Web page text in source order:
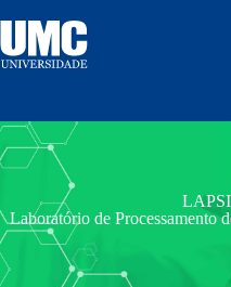
Laboratório de Processamento